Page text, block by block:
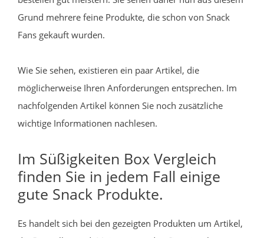
Grund mehrere feine Produkte, die schon von Snack
Fans gekauft wurden.
Wie Sie sehen, existieren ein paar Artikel, die
möglicherweise Ihren Anforderungen entsprechen. Im
nachfolgenden Artikel können Sie noch zusätzliche
wichtige Informationen nachlesen.
Im Süßigkeiten Box Vergleich
finden Sie in jedem Fall einige
gute Snack Produkte.
Es handelt sich bei den gezeigten Produkten um Artikel,